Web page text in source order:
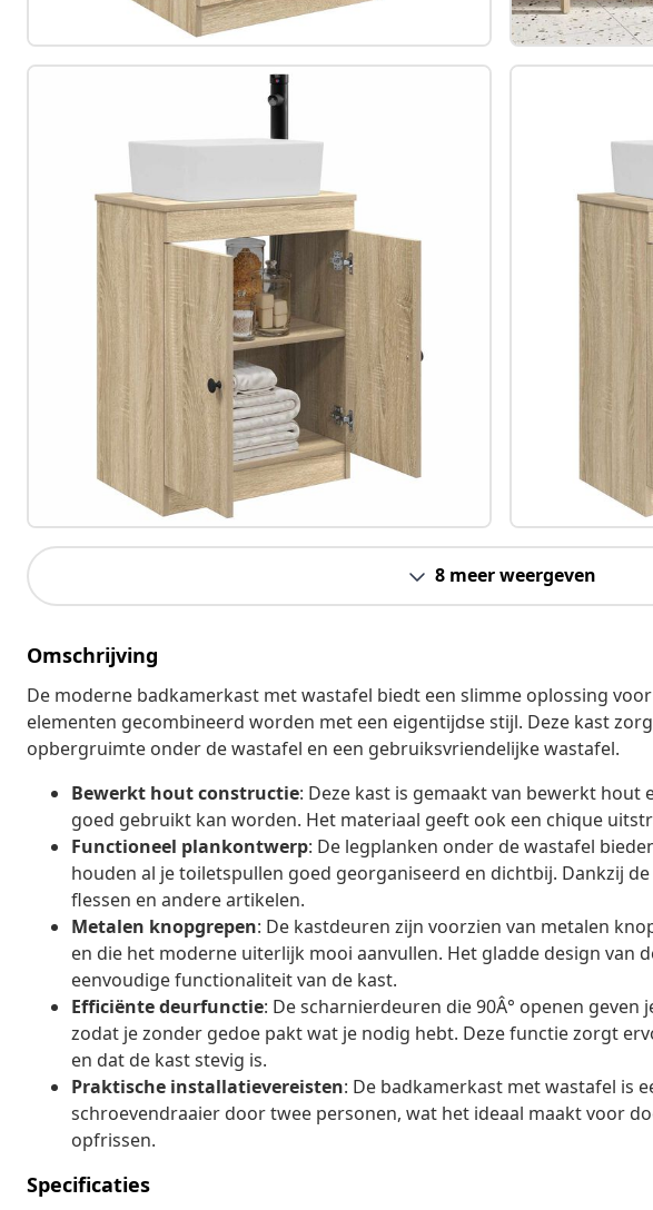
8 meer weergeven
Omschrijving
De moderne badkamerkast met wastafel biedt een slimme oplossing
elementen gecombineerd worden met een eigentijdse stijl. Deze kast
opbergruimte onder de wastafel en een gebruiksvriendelijke wastafel.
Bewerkt hout constructie: Deze kast is gemaakt van bewerkt hout
goed gebruikt kan worden. Het materiaal geeft ook een chique
Functioneel plankontwerp: De legplanken onder de wastafel
houden al je toiletspullen goed georganiseerd en dichtbij. Dankzij
flessen en andere artikelen.
Metalen knopgrepen: De kastdeuren zijn voorzien van metalen
en die het moderne uiterlijk mooi aanvullen. Het gladde design van
eenvoudige functionaliteit van de kast.
Efficiënte deurfunctie: De scharnierdeuren die 90Â° openen
zodat je zonder gedoe pakt wat je nodig hebt. Deze functie zorgt
en dat de kast stevig is.
Praktische installatievereisten: De badkamerkast met wastafel is
schroevendraaier door twee personen, wat het ideaal maakt voor
opfrissen.
Specificaties